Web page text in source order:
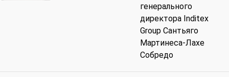
генерального
директора Inditex
Group Сантьяго
Мартинеса-Лахе
Собредо